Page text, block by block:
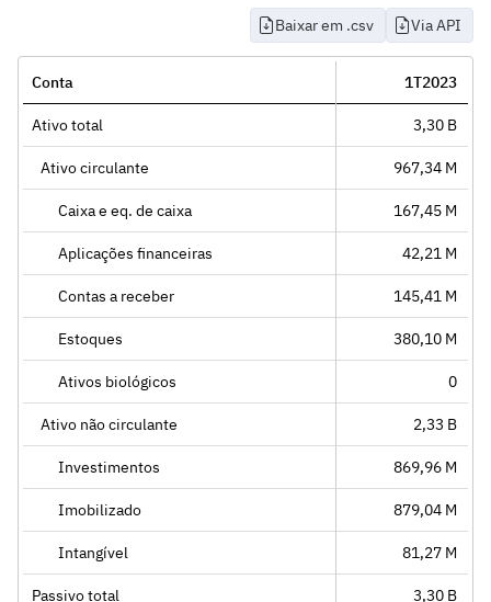
Baixar em .csv Via API
Conta 1T2023
Ativo total 3,30 B
Ativo circulante 967,34 M
Caixa e eq. de caixa 167,45 M
Aplicações financeiras 42,21 M
Contas a receber 145,41 M
Estoques 380,10 M
Ativos biológicos 0
Ativo não circulante 2,33 B
Investimentos 869,96 M
Imobilizado 879,04 M
Intangível 81,27 M
Passivo total 3,30 B